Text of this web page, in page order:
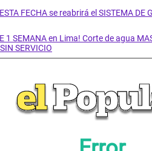
FECHA se reabrirá el SISTEMA
1 SEMANA en Lima! Corte de agua
SERVICIO